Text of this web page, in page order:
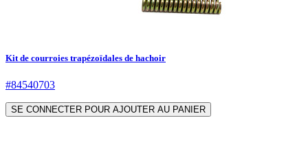
Kit de courroies trapézoïdales de hachoir
#84540703
SE CONNECTER POUR AJOUTER AU PANIER